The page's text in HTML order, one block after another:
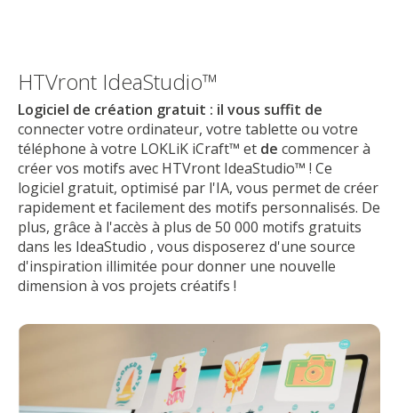
HTVront IdeaStudio™
Logiciel de création gratuit : il vous suffit de
connecter votre ordinateur, votre tablette ou votre
téléphone à votre LOKLiK iCraft™ et decommencer à
créer vos motifs avec HTVront IdeaStudio™ ! Ce
logiciel gratuit, optimisé par l'IA, vous permet de créer
rapidement et facilement des motifs personnalisés. De
plus, grâce à l'accès à plus de 50 000 motifs gratuits
dans les IdeaStudio , vous disposerez d'une source
d'inspiration illimitée pour donner une nouvelle
dimension à vos projets créatifs !